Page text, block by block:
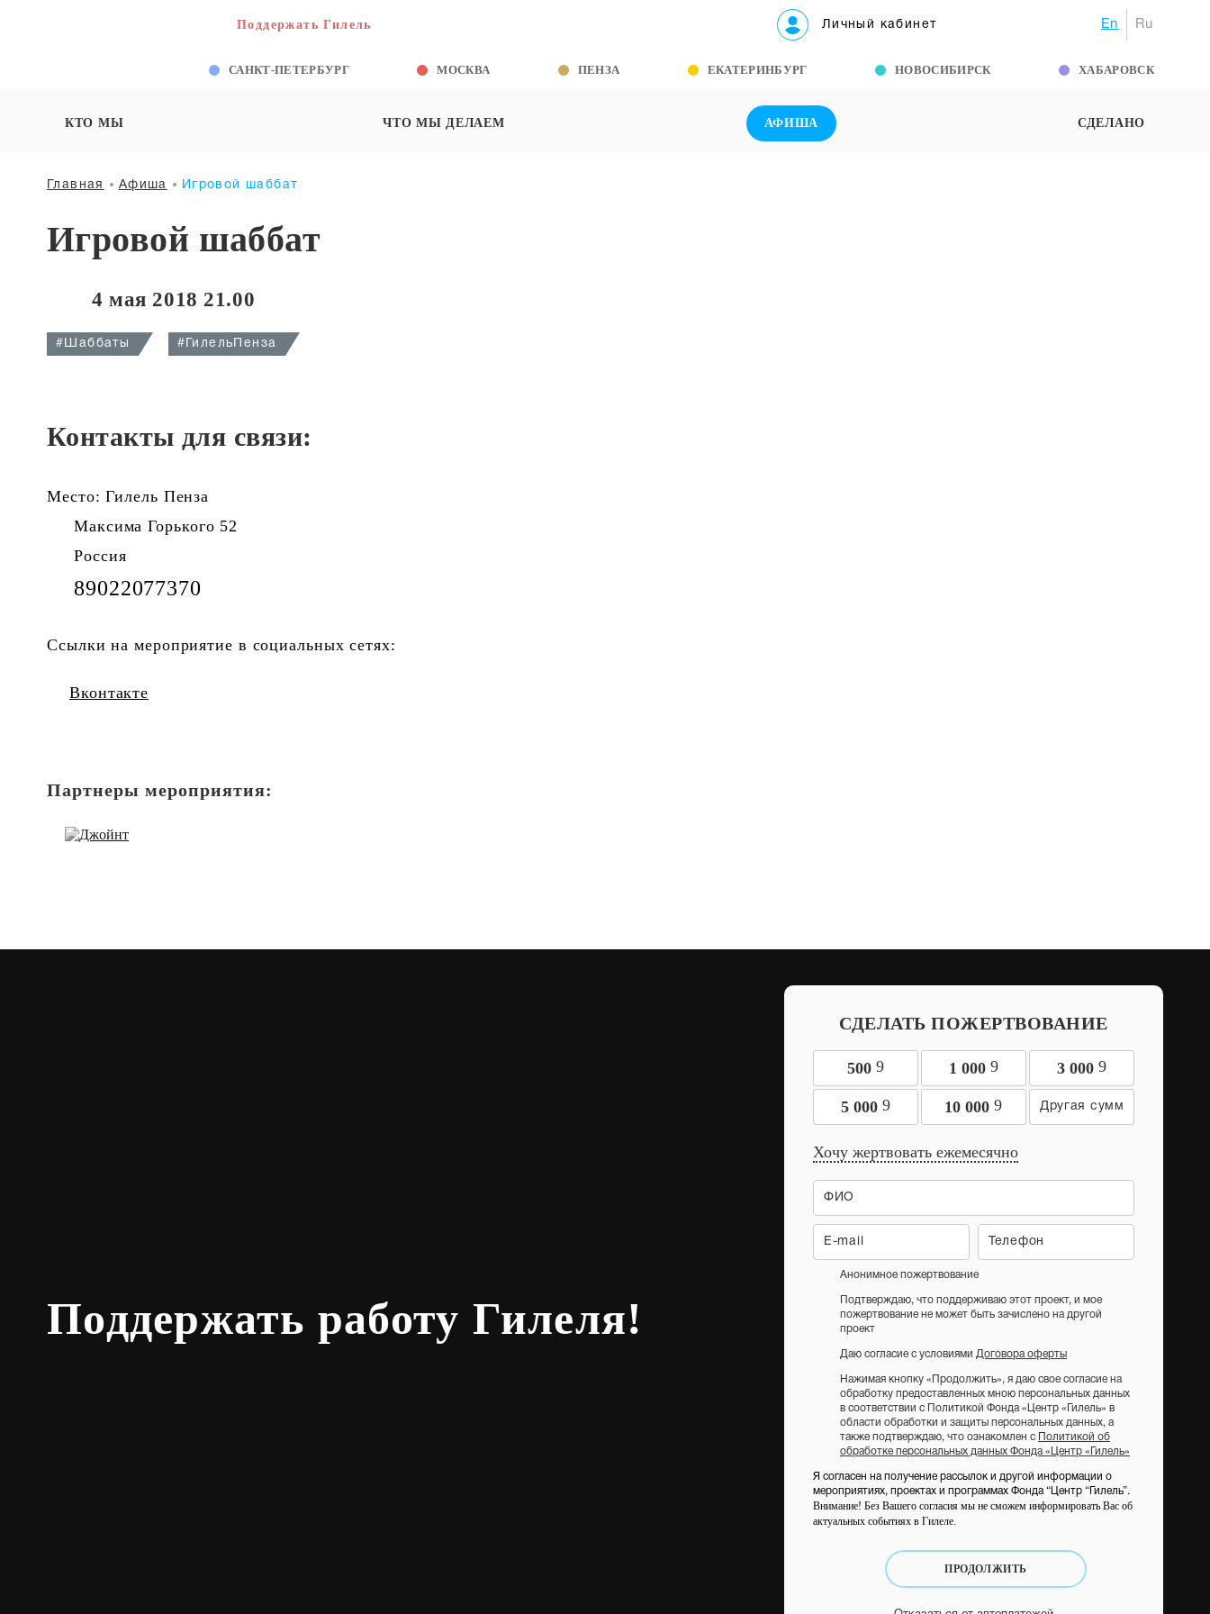
Поддержать Гилель Личный кабинет En Ru
САНКТ-ПЕТЕРБУРГ МОСКВА ПЕНЗА ЕКАТЕРИНБУРГ НОВОСИБИРСК ХАБАРОВСК
КТО МЫ ЧТО МЫ ДЕЛАЕМ АФИША СДЕЛАНО
Главная Афиша Игровой шаббат
Игровой шаббат
4 мая 2018 21.00
#Шаббаты #ГилельПенза
Контакты для связи:
Место: Гилель Пенза
Максима Горького 52
Россия
89022077370
Ссылки на мероприятие в социальных сетях:
Вконтакте
Партнеры мероприятия:
Поддержать работу Гилеля!
СДЕЛАТЬ ПОЖЕРТВОВАНИЕ
500 9 1 000 9 3 000 9
5 000 9 10 0009
Хочу жертвовать ежемесячно
Анонимное пожертвование
Подтверждаю, что поддерживаю этот проект, и мое
пожертвование не может быть зачислено на другой
проект
Даю согласие с условиями Договора оферты
Нажимая кнопку «Продолжить», я даю свое согласие на
обработку предоставленных мною персональных данных
в соответствии с Политикой Фонда «Центр «Гилель» в
области обработки и защиты персональных данных, а
также подтверждаю, что ознакомлен с
Политикой об
обработке персональных данных Фонда «Центр «Гилель»
Я согласен на получение рассылок и другой информации о
мероприятиях, проектах и программах Фонда “Центр “Гилель”.
Внимание! Без Вашего согласия мы не сможем информировать Вас об
актуальных событиях в Гилеле.
ПРОДОЛЖИТЬ